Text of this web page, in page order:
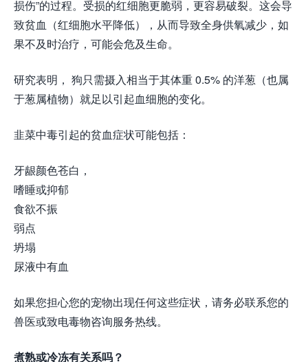
损伤”的过程。受损的红细胞更脆弱，更容易破裂。这会导
致贫血（红细胞水平降低），从而导致全身供氧减少，如
果不及时治疗，可能会危及生命。
研究表明， 狗只需摄入相当于其体重 0.5% 的洋葱（也属
于葱属植物）就足以引起血细胞的变化。
韭菜中毒引起的贫血症状可能包括：
牙龈颜色苍白，
嗜睡或抑郁
食欲不振
弱点
坍塌
尿液中有血
如果您担心您的宠物出现任何这些症状，请务必联系您的
兽医或致电毒物咨询服务热线。
煮熟或冷冻有关系吗？